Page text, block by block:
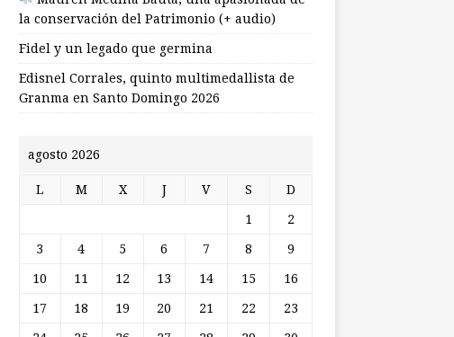
la conservación del Patrimonio (+ audio)
Fidel y un legado que germina
Edisnel Corrales, quinto multimedallista de
Granma en Santo Domingo 2026
agosto 2026
L M X J V S D
1 2
3 4 5 6 7 8 9
10 11 12 13 14 15 16
17 18 19 20 21 22 23